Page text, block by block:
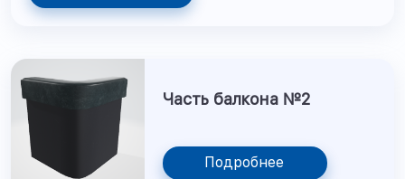
Часть балкона №2
Подробнее